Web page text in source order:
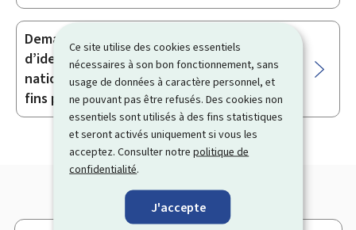
Ce site utilise des cookies essentiels
nécessaires à son bon fonctionnement, sans
usage de données à caractère personnel, et
ne pouvant pas être refusés. Des cookies non
essentiels sont utilisés à des fins statistiques
et seront activés uniquement si vous les
acceptez. Consulter notrepolitique de
confidentialité.
J'accepte
Demande d’attribution du numéro
d’identification national dans le Registre
national des personnes physiques à des
fins professionnelles